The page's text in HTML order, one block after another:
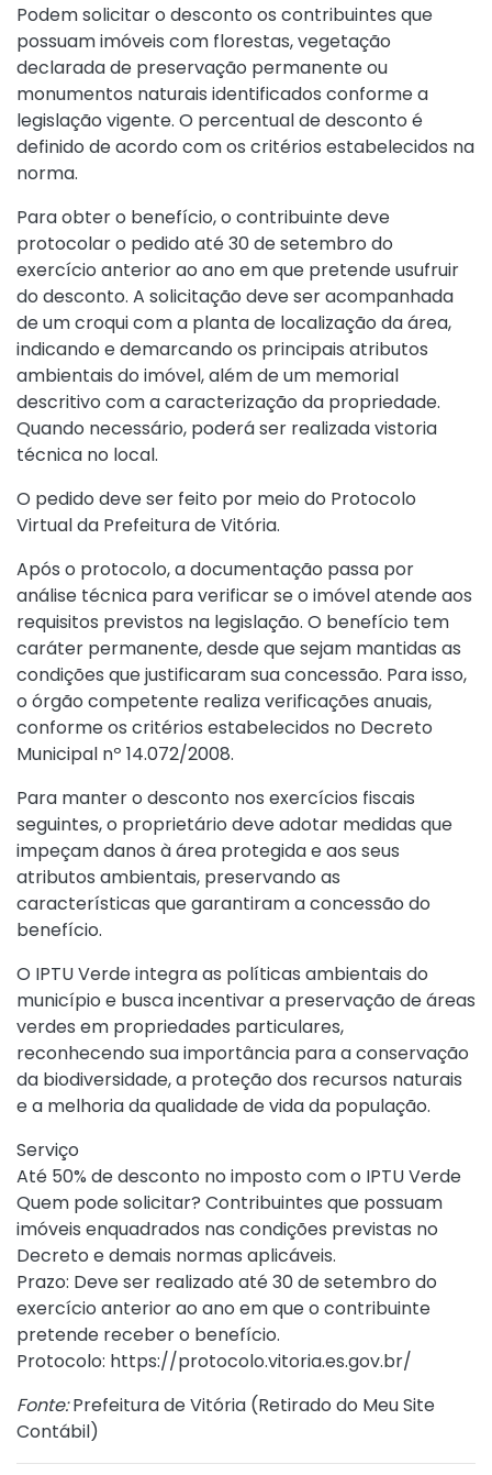
Podem solicitar o desconto os contribuintes que
possuam imóveis com florestas, vegetação
declarada de preservação permanente ou
monumentos naturais identificados conforme a
legislação vigente. O percentual de desconto é
definido de acordo com os critérios estabelecidos na
norma.
Para obter o benefício, o contribuinte deve
protocolar o pedido até 30 de setembro do
exercício anterior ao ano em que pretende usufruir
do desconto. A solicitação deve ser acompanhada
de um croqui com a planta de localização da área,
indicando e demarcando os principais atributos
ambientais do imóvel, além de um memorial
descritivo com a caracterização da propriedade.
Quando necessário, poderá ser realizada vistoria
técnica no local.
O pedido deve ser feito por meio do Protocolo
Virtualda Prefeitura de Vitória.
Após o protocolo, a documentação passa por
análise técnica para verificar se o imóvel atende aos
requisitos previstos na legislação. O benefício tem
caráter permanente, desde que sejam mantidas as
condições que justificaram sua concessão. Para isso,
o órgão competente realiza verificações anuais,
conforme os critérios estabelecidos no Decreto
Municipal nº 14.072/2008.
Para manter o desconto nos exercícios fiscais
seguintes, o proprietário deve adotar medidas que
impeçam danos à área protegida e aos seus
atributos ambientais, preservando as
características que garantiram a concessão do
benefício.
O IPTU Verde integra as políticas ambientais do
município e busca incentivar a preservação de áreas
verdes em propriedades particulares,
reconhecendo sua importância para a conservação
da biodiversidade, a proteção dos recursos naturais
e a melhoria da qualidade de vida da população.
Serviço
Até 50% de desconto no imposto com o IPTU Verde
Quem pode solicitar? Contribuintes que possuam
imóveis enquadrados nas condições previstas no
Decreto e demais normas aplicáveis.
Prazo: Deve ser realizado até 30 de setembro do
exercício anterior ao ano em que o contribuinte
pretende receber o benefício.
Protocolo: https://protocolo.vitoria.es.gov.br/
Fonte:Prefeitura de Vitória (Retirado do Meu Site
Contábil)